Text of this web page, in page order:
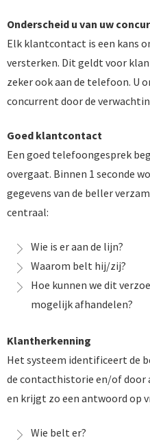
Onderscheid u van uw
Elk klantcontact is een kans
versterken. Dit geldt voor
zeker ook aan de telefoon. U
concurrent door de
Goed klantcontact
Een goed telefoongesprek
overgaat. Binnen 1 seconde
gegevens van de beller
centraal:
Wie is er aan de lijn?
Waarom belt hij/zij?
Hoe kunnen we dit
mogelijk afhandelen?
Klantherkenning
Het systeem identificeert de
de contacthistorie en/of door
en krijgt zo een antwoord op
Wie belt er?